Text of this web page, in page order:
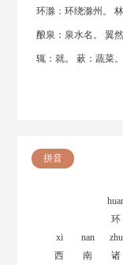
环滁：环绕滁州。
酿泉：泉水名。 翼
辄：就。 蔌：蔬菜。
拼音
环
xi
西
nan
南
zhu
诸